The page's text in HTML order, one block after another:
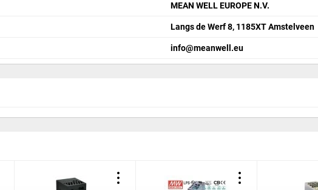
MEAN WELL EUROPE N.V.
Langs de Werf 8, 1185XT Amstelveen
info@meanwell.eu